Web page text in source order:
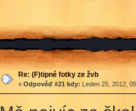
Re: (F)tipné fotky ze žvb
« Odpověď #21 kdy: Leden 25, 2012,